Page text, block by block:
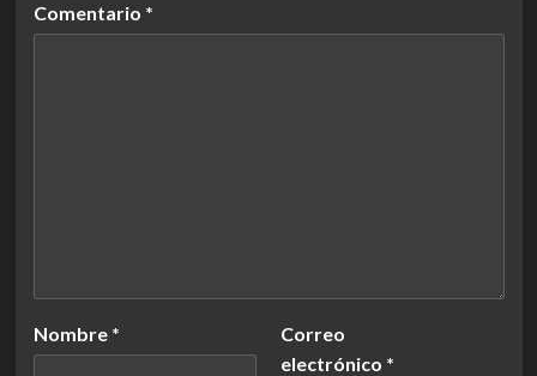
Comentario *
Nombre *
Correo
electrónico *